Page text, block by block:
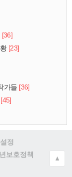
[36]
[23]
가들 [36]
[45]
설정
보호정책
▲